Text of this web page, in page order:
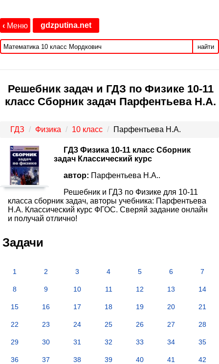
‹ Меню gdzputina.net
найти
Решебник задач и ГДЗ по Физике 10‐11
класс Сборник задач Парфентьева Н.А.
ГДЗ Физика 10 класс Парфентьева Н.А.
ГДЗ Физика 10-11 класс Сборник
задач Классический курс
автор: Парфентьева Н.А..
Решебник и ГДЗ по Физике для 10‐11
класса сборник задач, авторы учебника: Парфентьева
Н.А. Классический курс ФГОС. Сверяй задание онлайн
и получай отлично!
Задачи
1 2 3 4 5 6 7
8 9 10 11 12 13 14
15 16 17 18 19 20 21
22 23 24 25 26 27 28
29 30 31 32 33 34 35
36 37 38 39 40 41 42